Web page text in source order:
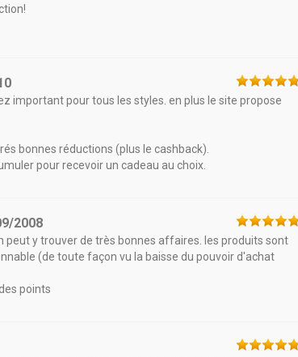
important pour tous les styles. en plus le site propose
bonnes réductions (plus le cashback).
pour recevoir un cadeau au choix.
2008
peut y trouver de très bonnes affaires. les produits sont
(de toute façon vu la baisse du pouvoir d'achat
points